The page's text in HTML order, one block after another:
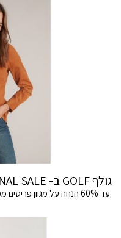
גולף GOLF ב- FINAL SALE.
עד 60% הנחה על מגוון פריטים מקולקציית החורף